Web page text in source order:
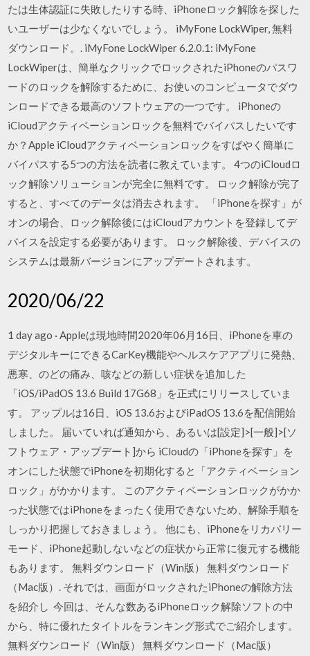
たは生体認証に失敗したりする時、iPhoneロック解除を探した
いユーザーは少なくないでしょう。 iMyFone LockWiper, 無料
ダウンロード。. iMyFone LockWiper 6.2.0.1: iMyFone
LockWiperは、簡単なクリックでロックされたiPhoneのパスワ
ードのロックを解除するために、お使いのコンピュータでダウ
ンロードできる最高のソフトウェアの一つです。 iPhoneの
iCloudアクティベーションロックを無料でバイパスしたいです
か？Apple iCloudアクティベーションロックをすばやく簡単に
バイパスする5つの方法を読者に教えています。 4つのiCloudロ
ック解除ソリューションが完全に無料です。 ロック解除が完了
すると、すべてのデータは消去されます。 「iPhoneを探す」が
オンの場合、ロック解除後にはiCloudアカウントを登録してデ
バイスを設定する必要があります。 ロック解除後、デバイスの
システムは最新バージョンにアップデートされます。
2020/06/22
1 day ago · Appleは現地時間2020年06月16日、iPhoneを車の
デジタルキーにできるCarKey機能やヘルスケアアプリに発熱、
悪寒、のどの痛み、咳などの新しい症状を追加した
「iOS/iPadOS 13.6 Build 17G68」を正式にリリースしていま
す。 アップルは16日、iOS 13.6およびiPadOS 13.6を配信開始
しました。 届いていれば通知から、あるいは[設定]>[一般]>[ソ
フトウェア・アップデート]から iCloudの「iPhoneを探す」を
オンにした状態でiPhoneを初期化すると「アクティベーション
ロック」がかかります。 このアクティベーションロックがかか
った状態ではiPhoneをまったく使用できないため、解除手順を
しっかり把握しておきましょう。 他にも、iPhoneをリカバリー
モード、iPhone起動しないなどの症状から正常に復元する機能
もあります。 無料ダウンロード（Win版） 無料ダウンロード
（Mac版）. それでは、画面がロックされたiPhoneの解除方法
を紹介し 今回は、そんな数あるiPhoneロック解除ソフトの中
から、特に優れたタイトルをランキング形式でご紹介します。
無料ダウンロード（Win版） 無料ダウンロード（Mac版）